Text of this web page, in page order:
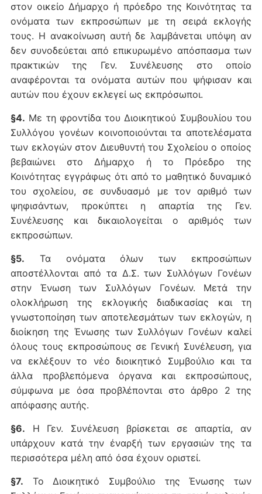
στον οικείο Δήμαρχο ή πρόεδρο της Κοινότητας τα
ονόματα των εκπροσώπων με τη σειρά εκλογής
τους. Η ανακοίνωση αυτή δε λαμβάνεται υπόψη αν
δεν συνοδεύεται από επικυρωμένο απόσπασμα των
πρακτικών της Γεν. Συνέλευσης στο οποίο
αναφέρονται τα ονόματα αυτών που ψήφισαν και
αυτών που έχουν εκλεγεί ως εκπρόσωποι.
§4. Με τη φροντίδα του Διοικητικού Συμβουλίου του
Συλλόγου γονέων κοινοποιούνται τα αποτελέσματα
των εκλογών στον Διευθυντή του Σχολείου ο οποίος
βεβαιώνει στο Δήμαρχο ή το Πρόεδρο της
Κοινότητας εγγράφως ότι από το μαθητικό δυναμικό
του σχολείου, σε συνδυασμό με τον αριθμό των
ψηφισάντων, προκύπτει η απαρτία της Γεν.
Συνέλευσης και δικαιολογείται ο αριθμός των
εκπροσώπων.
§5. Τα ονόματα όλων των εκπροσώπων
αποστέλλονται από τα Δ.Σ. των Συλλόγων Γονέων
στην Ένωση των Συλλόγων Γονέων. Μετά την
ολοκλήρωση της εκλογικής διαδικασίας και τη
γνωστοποίηση των αποτελεσμάτων των εκλογών, η
διοίκηση της Ένωσης των Συλλόγων Γονέων καλεί
όλους τους εκπροσώπους σε Γενική Συνέλευση, για
να εκλέξουν το νέο διοικητικό Συμβούλιο και τα
άλλα προβλεπόμενα όργανα και εκπροσώπους,
σύμφωνα με όσα προβλέπονται στο άρθρο 2 της
απόφασης αυτής.
§6. Η Γεν. Συνέλευση βρίσκεται σε απαρτία, αν
υπάρχουν κατά την έναρξή των εργασιών της τα
περισσότερα μέλη από όσα έχουν οριστεί.
§7. Το Διοικητικό Συμβούλιο της Ένωσης των